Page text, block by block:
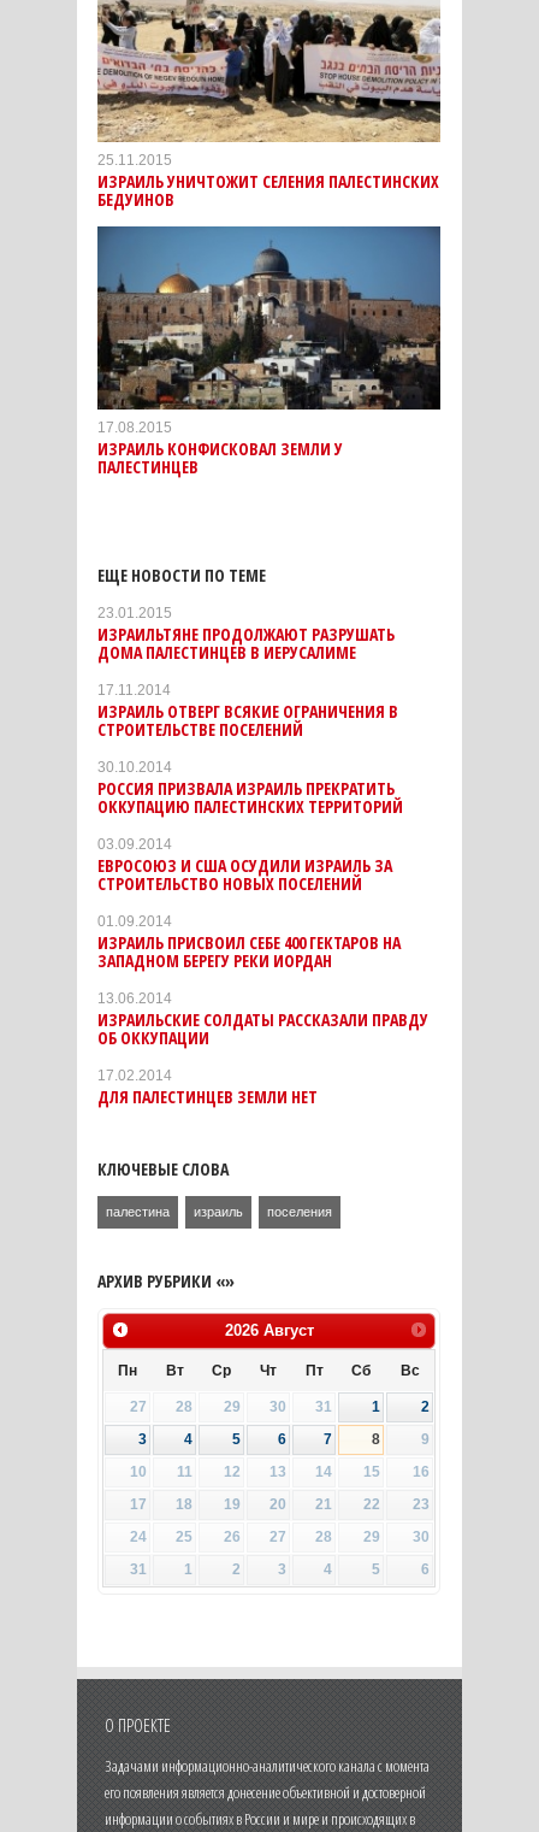
25.11.2015
ИЗРАИЛЬ УНИЧТОЖИТ СЕЛЕНИЯ ПАЛЕСТИНСКИХ
БЕДУИНОВ
17.08.2015
ИЗРАИЛЬ КОНФИСКОВАЛ ЗЕМЛИ У
ПАЛЕСТИНЦЕВ
ЕЩЕ НОВОСТИ ПО ТЕМЕ
23.01.2015
ИЗРАИЛЬТЯНЕ ПРОДОЛЖАЮТ РАЗРУШАТЬ
ДОМА ПАЛЕСТИНЦЕВ В ИЕРУСАЛИМЕ
17.11.2014
ИЗРАИЛЬ ОТВЕРГ ВСЯКИЕ ОГРАНИЧЕНИЯ В
СТРОИТЕЛЬСТВЕ ПОСЕЛЕНИЙ
30.10.2014
РОССИЯ ПРИЗВАЛА ИЗРАИЛЬ ПРЕКРАТИТЬ
ОККУПАЦИЮ ПАЛЕСТИНСКИХ ТЕРРИТОРИЙ
03.09.2014
ЕВРОСОЮЗ И США ОСУДИЛИ ИЗРАИЛЬ ЗА
СТРОИТЕЛЬСТВО НОВЫХ ПОСЕЛЕНИЙ
01.09.2014
ИЗРАИЛЬ ПРИСВОИЛ СЕБЕ 400 ГЕКТАРОВ НА
ЗАПАДНОМ БЕРЕГУ РЕКИ ИОРДАН
13.06.2014
ИЗРАИЛЬСКИЕ СОЛДАТЫ РАССКАЗАЛИ ПРАВДУ
ОБ ОККУПАЦИИ
17.02.2014
ДЛЯ ПАЛЕСТИНЦЕВ ЗЕМЛИ НЕТ
КЛЮЧЕВЫЕ СЛОВА
палестина израиль поселения
АРХИВ РУБРИКИ «»
2026 Август
Пн Вт Ср Чт Пт Сб Вс
27 28 29 30 31 1
2
3
4 5 6 7 8
9
10
11 12 13 14 15
16
17
18 19 20 21 22
23
24
25 26 27 28 29
30
31
1 2 3 4 5 6
О ПРОЕКТЕ
Задачами информационно-аналитического канала с момента
его появления является донесение объективной и достоверной
информации о событиях в России и мире и происходящих в